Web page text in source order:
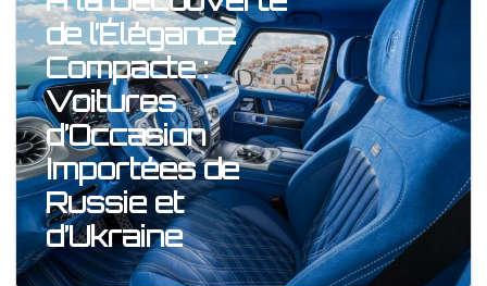
de l’Élégance
Compacte :
Voitures
d’Occasion
Importées de
Russie et
d’Ukraine